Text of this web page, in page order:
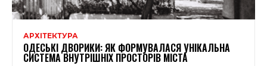
АРХІТЕКТУРА
ОДЕСЬКІ ДВОРИКИ: ЯК ФОРМУВАЛАСЯ УНІКАЛЬНА
СИСТЕМА ВНУТРІШНІХ ПРОСТОРІВ МІСТА